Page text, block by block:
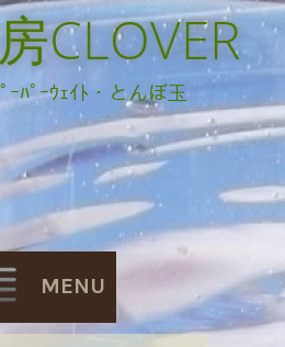
CLOVER
ｰﾊﾟｰｳｪｲﾄ・とんぼ玉
MENU